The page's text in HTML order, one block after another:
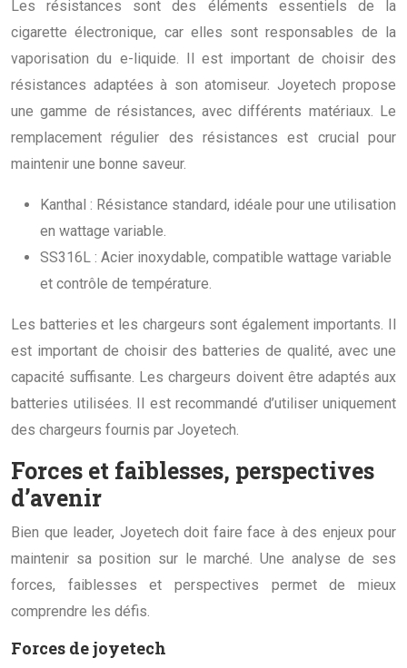
Les résistances sont des éléments essentiels de la
cigarette électronique, car elles sont responsables de la
vaporisation du e-liquide. Il est important de choisir des
résistances adaptées à son atomiseur. Joyetech propose
une gamme de résistances, avec différents matériaux. Le
remplacement régulier des résistances est crucial pour
maintenir une bonne saveur.
Kanthal : Résistance standard, idéale pour une utilisation
en wattage variable.
SS316L : Acier inoxydable, compatible wattage variable
et contrôle de température.
Les batteries et les chargeurs sont également importants. Il
est important de choisir des batteries de qualité, avec une
capacité suffisante. Les chargeurs doivent être adaptés aux
batteries utilisées. Il est recommandé d’utiliser uniquement
des chargeurs fournis par Joyetech.
Forces et faiblesses, perspectives
d’avenir
Bien que leader, Joyetech doit faire face à des enjeux pour
maintenir sa position sur le marché. Une analyse de ses
forces, faiblesses et perspectives permet de mieux
comprendre les défis.
Forces de joyetech